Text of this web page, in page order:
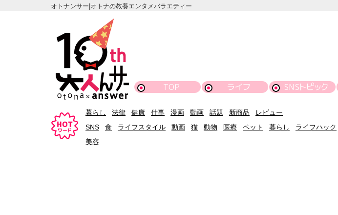
オトナンサー|オトナの教養エンタメバラエティー
TOP ライフ SNSトピック
暮らし 法律 健康 仕事 漫画 動画 話題 新商品
レビュー
SNS
食 ライフスタイル 動画 猫 動物 医療 ペット 暮らし ライフハック
美容